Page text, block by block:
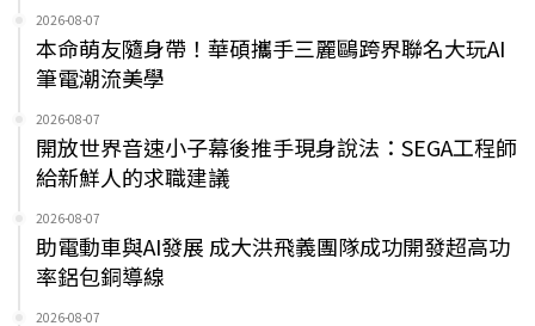
2026-08-07
本命萌友隨身帶！華碩攜手三麗鷗跨界聯名大玩AI
筆電潮流美學
2026-08-07
開放世界音速小子幕後推手現身說法：SEGA工程師
給新鮮人的求職建議
2026-08-07
助電動車與AI發展 成大洪飛義團隊成功開發超高功
率鋁包銅導線
2026-08-07